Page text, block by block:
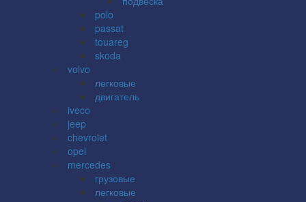
polo
passat
touareg
skoda
volvo
легковые
двигатель
iveco
jeep
chevrolet
opel
mercedes
грузовые
легковые